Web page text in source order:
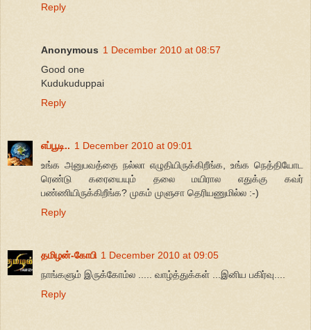
Reply
Anonymous 1 December 2010 at 08:57
Good one
Kudukuduppai
Reply
எப்பூடி.. 1 December 2010 at 09:01
உங்க அனுபவத்தை நல்லா எழுதியிருக்கிறீங்க, உங்க நெத்தியோட
ரெண்டு கரையையும் தலை மயிரால எதுக்கு கவர்
பண்ணியிருக்கிறீங்க? முகம் முளுசா தெரியணுமில்ல :-)
Reply
தமிழன்-கோபி 1 December 2010 at 09:05
நாங்களும் இருக்கோம்ல ..... வாழ்த்துக்கள் ...இனிய பகிர்வு....
Reply